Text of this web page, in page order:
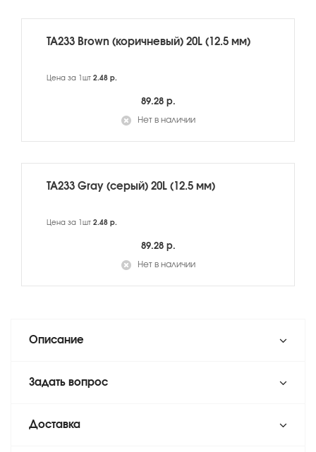
TA233 Brown (коричневый) 20L (12.5 мм)
Цена за 1шт 2.48 р.
89.28 р.
Нет в наличии
TA233 Gray (серый) 20L (12.5 мм)
Цена за 1шт 2.48 р.
89.28 р.
Нет в наличии
Описание
Задать вопрос
Доставка